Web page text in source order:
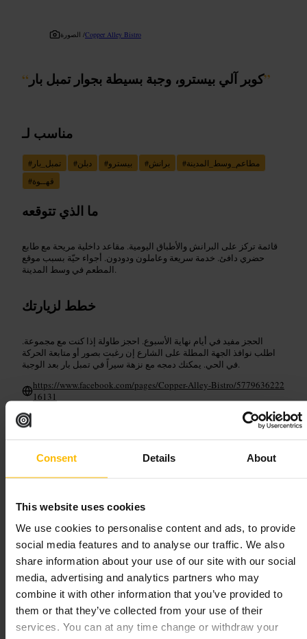
Consent Details About
This website uses cookies
We use cookies to personalise content and ads, to provide
social media features and to analyse our traffic. We also
share information about your use of our site with our social
media, advertising and analytics partners who may
combine it with other information that you’ve provided to
them or that they’ve collected from your use of their
services. You can at any time change or withdraw your
الصورة /Copper Alley Bistro
“ كوبر آلي بيسترو، وجبة بسيطة بجوار تمبل بار”
مناسب لـ
# تمبل_بار #دبلن #بيسترو #برانش #مطاعم_وسط_المدينة
#قهــوة
ما الذي تتوقعه
قائمة تركز على البرانش والأطباق اليومية. مقاعد داخلية مريحة مع طابع
حضري دافئ. خدمة سريعة وعاملون ودودون. أجواء حيّة بسبب موقع
المطعم في وسط المدينة.
خطط لزيارتك
الحجز مفيد في أيام نهاية الأسبوع. احجز طاولة إذا كنت مع مجموعة.
اطلب نوافذ الجهة المطلة على الشارع إن رغبت بصور أو متابعة الحركة
في الحي. يمكنك دمجه مع نزهة سيراً في تمبل بار بعد الوجبة.
https://www.facebook.com/pages/Copper-Alley-Bistro/5779636222
16131
الصورة /Manel Pérez
“حانة تمبل بار النابضة بالموسيقى والجو الودود ”